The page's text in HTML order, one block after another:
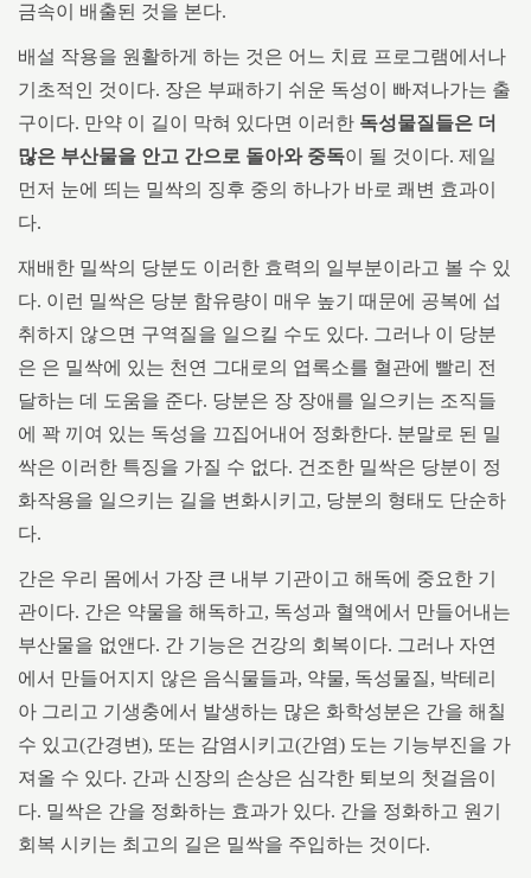
금속이 배출된 것을 본다.
배설 작용을 원활하게 하는 것은 어느 치료 프로그램에서나
기초적인 것이다. 장은 부패하기 쉬운 독성이 빠져나가는 출
구이다. 만약 이 길이 막혀 있다면 이러한 독성물질들은 더
많은 부산물을 안고 간으로 돌아와 중독이 될 것이다. 제일
먼저 눈에 띄는 밀싹의 징후 중의 하나가 바로 쾌변 효과이
다.
재배한 밀싹의 당분도 이러한 효력의 일부분이라고 볼 수 있
다. 이런 밀싹은 당분 함유량이 매우 높기 때문에 공복에 섭
취하지 않으면 구역질을 일으킬 수도 있다. 그러나 이 당분
은 은 밀싹에 있는 천연 그대로의 엽록소를 혈관에 빨리 전
달하는 데 도움을 준다. 당분은 장 장애를 일으키는 조직들
에 꽉 끼여 있는 독성을 끄집어내어 정화한다. 분말로 된 밀
싹은 이러한 특징을 가질 수 없다. 건조한 밀싹은 당분이 정
화작용을 일으키는 길을 변화시키고, 당분의 형태도 단순하
다.
간은 우리 몸에서 가장 큰 내부 기관이고 해독에 중요한 기
관이다. 간은 약물을 해독하고, 독성과 혈액에서 만들어내는
부산물을 없앤다. 간 기능은 건강의 회복이다. 그러나 자연
에서 만들어지지 않은 음식물들과, 약물, 독성물질, 박테리
아 그리고 기생충에서 발생하는 많은 화학성분은 간을 해칠
수 있고(간경변), 또는 감염시키고(간염) 도는 기능부진을 가
져올 수 있다. 간과 신장의 손상은 심각한 퇴보의 첫걸음이
다. 밀싹은 간을 정화하는 효과가 있다. 간을 정화하고 원기
회복 시키는 최고의 길은 밀싹을 주입하는 것이다.